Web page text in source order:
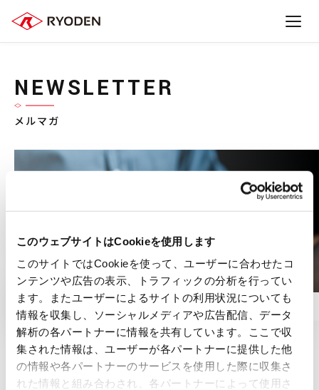
このウェブサイトはCookieを使用します
このサイトではCookieを使って、ユーザーに合わせたコ
ンテンツや広告の表示、トラフィックの分析を行ってい
ます。またユーザーによるサイトの利用状況についても
情報を収集し、ソーシャルメディアや広告配信、データ
解析の各パートナーに情報を共有しています。ここで収
集された情報は、ユーザーが各パートナーに提供した他
の情報や各パートナーのサービスを使用した際に収集さ
れた情報と組み合わされ、各パートナーによって使用さ
NEWSLETTER
メルマガ
HOME メルマガ
お客さまの目的に合わせて、以下のリンクからメル